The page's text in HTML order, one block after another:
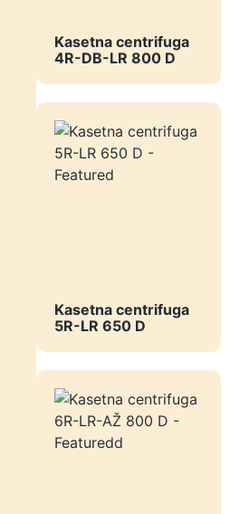
Kasetna centrifuga
4R-DB-LR 800 D
Kasetna centrifuga
5R-LR 650 D